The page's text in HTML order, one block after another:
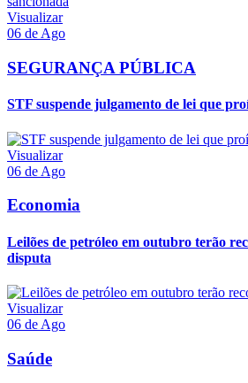
Visualizar
06 de Ago
SEGURANÇA PÚBLICA
STF suspende julgamento de lei que
Visualizar
06 de Ago
Economia
Leilões de petróleo em outubro terão
disputa
Visualizar
06 de Ago
Saúde